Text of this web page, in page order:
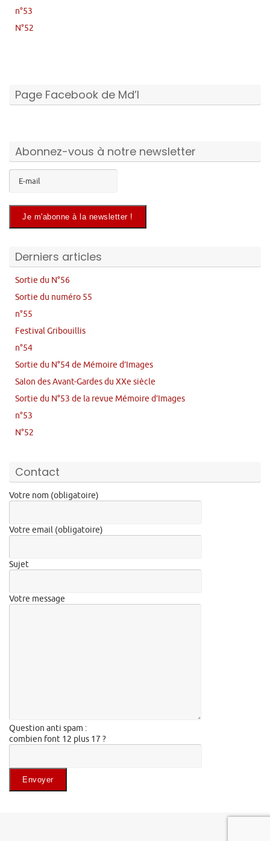
n°53
N°52
Page Facebook de Md’I
Abonnez-vous à notre newsletter
Derniers articles
Sortie du N°56
Sortie du numéro 55
n°55
Festival Gribouillis
n°54
Sortie du N°54 de Mémoire d’Images
Salon des Avant-Gardes du XXe siècle
Sortie du N°53 de la revue Mémoire d’Images
n°53
N°52
Contact
Votre nom (obligatoire)
Votre email (obligatoire)
Sujet
Votre message
Question anti spam :
combien font 12 plus 17 ?